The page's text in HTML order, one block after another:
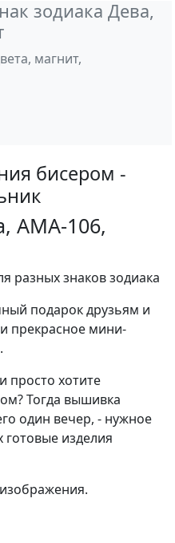
зодиака Дева,
магнит,
бисером -
АМА-106,
знаков зодиака
подарок друзьям и
прекрасное мини-
просто хотите
Тогда вышивка
один вечер, - нужное
изделия